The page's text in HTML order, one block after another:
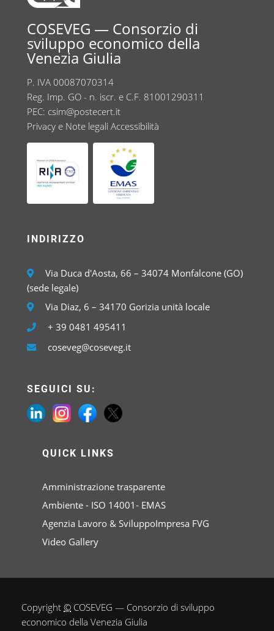
COSEVEG — Consorzio di
sviluppo economico della
Venezia Giulia
P. IVA 00087070314
Reg. Imp. GO - n. iscr. e C.F. 81001290311
PEC: csim@postecert.it
Privacy e Note legali Accessibilità
INDIRIZZO
Via Duca d'Aosta, 66 – 34074 Monfalcone (GO)
(sede legale)
Via Diaz, 6 – 34170 Gorizia unità locale
+ 39 0481 495411
coseveg@coseveg.it
SEGUICI SU:
QUICK LINKS
Amministrazione trasparente
Ambiente - ISO 14001- EMAS
Agenzia Lavoro & SviluppoImpresa FVG
Video Gallery
Copyright © COSEVEG — Consorzio di sviluppo
economico della Venezia Giulia